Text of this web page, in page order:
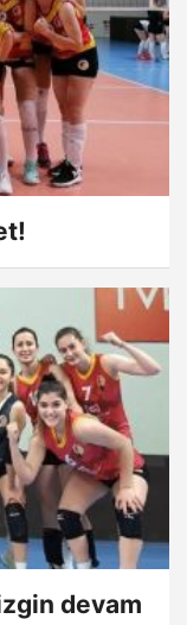
devam